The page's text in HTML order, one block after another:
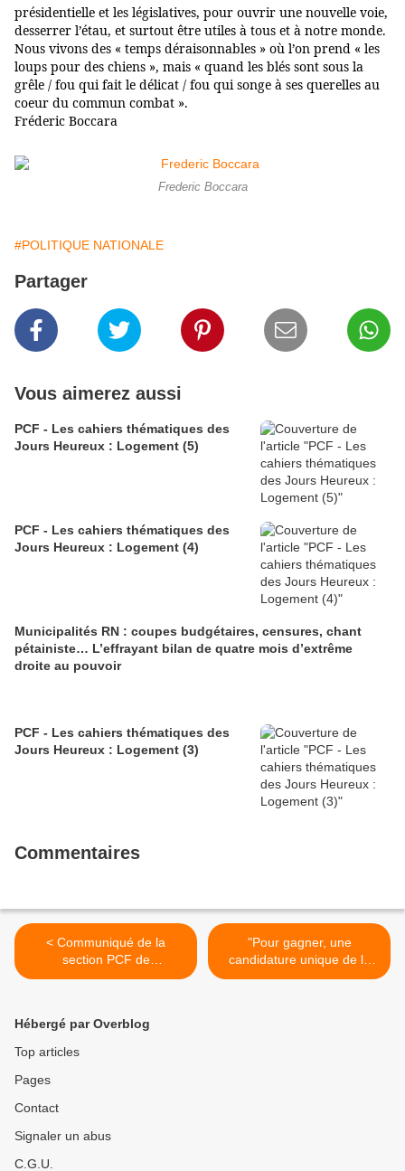
présidentielle et les législatives, pour ouvrir une nouvelle voie,
desserrer l’étau, et surtout être utiles à tous et à notre monde.
Nous vivons des « temps déraisonnables » où l’on prend « les
loups pour des chiens », mais « quand les blés sont sous la
grêle / fou qui fait le délicat / fou qui songe à ses querelles au
coeur du commun combat ».
Fréderic Boccara
Frederic Boccara
#POLITIQUE NATIONALE
Partager
Vous aimerez aussi
PCF - Les cahiers thématiques des
Jours Heureux : Logement (5)
PCF - Les cahiers thématiques des
Jours Heureux : Logement (4)
Municipalités RN : coupes budgétaires, censures, chant
pétainiste… L’effrayant bilan de quatre mois d’extrême
droite au pouvoir
PCF - Les cahiers thématiques des
Jours Heureux : Logement (3)
Commentaires
< Communiqué de la
section PCF de
Concarneau après les
Concarneau
"Pour gagner, une
candidature unique de la
Gauche!" - Adresse aux
Hébergé par Overblog
Top articles
Pages
Contact
Signaler un abus
C.G.U.